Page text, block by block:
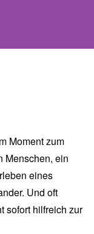
Moment zum
Menschen, ein
eines
Und oft
sofort hilfreich zur